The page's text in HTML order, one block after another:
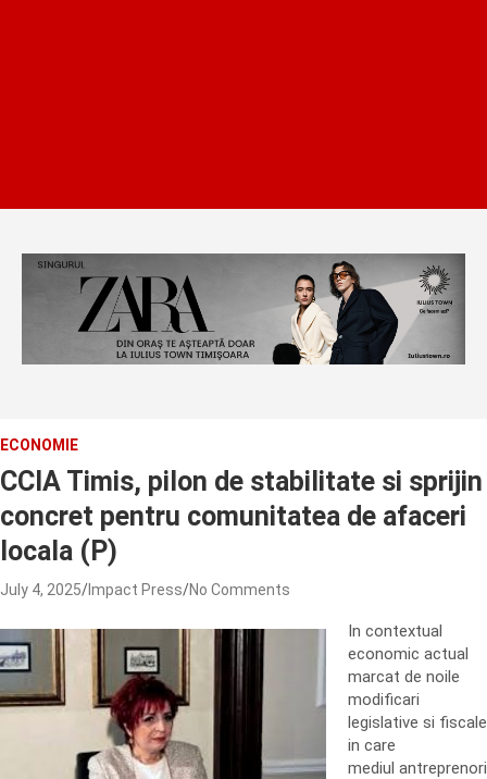
ECONOMIE
CCIA Timis, pilon de stabilitate si sprijin
concret pentru comunitatea de afaceri
locala (P)
July 4, 2025 Impact Press No Comments
In contextual
economic actual
marcat de noile
modificari
legislative si fiscale
in care
mediul antreprenori